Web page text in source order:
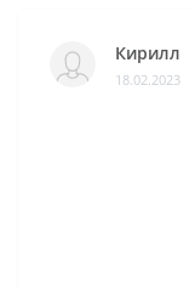
Кирилл
18.02.2023